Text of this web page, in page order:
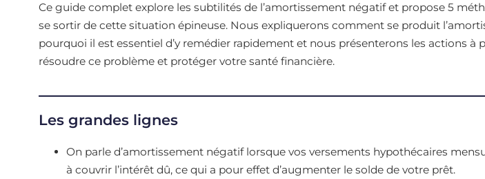
Ce guide complet explore les subtilités de l’amortissement négatif et propose 5
se sortir de cette situation épineuse. Nous expliquerons comment se produit
pourquoi il est essentiel d’y remédier rapidement et nous présenterons les actions à
résoudre ce problème et protéger votre santé financière.
Les grandes lignes
On parle d’amortissement négatif lorsque vos versements hypothécaires
à couvrir l’intérêt dû, ce qui a pour effet d’augmenter le solde de votre prêt.